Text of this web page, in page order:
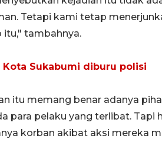
Tetapi kami tetap
tambahnya.
Sukabumi diburu polisi
itu memang benar adanya
para pelaku yang terlibat. Tapi
korban akibat aksi mereka